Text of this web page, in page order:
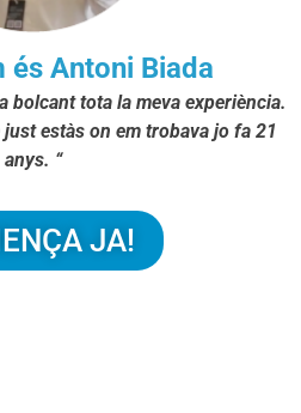
és Antoni Biada
bolcant tota la meva experiència.
estàs on em trobava jo fa 21
anys. “
JA!